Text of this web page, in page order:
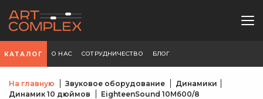
КАТАЛОГ О НАС СОТРУДНИЧЕСТВО БЛОГ
На главную Звуковое оборудование
Динамики
Динамик 10 дюймов
EighteenSound 10M600/8